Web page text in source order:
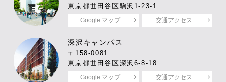
東京都世田谷区駒沢1-23-1
Google マップ 交通アクセス
深沢キャンパス
〒158-0081
東京都世田谷区深沢6-8-18
Google マップ 交通アクセス